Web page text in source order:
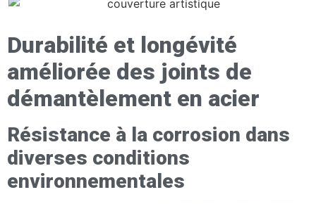
Durabilité et longévité
améliorée des joints de
démantèlement en acier
Résistance à la corrosion dans
diverses conditions
environnementales